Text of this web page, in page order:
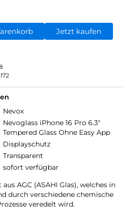
Jetzt kaufen
Nevox
Nevoglass iPhone 16 Pro 6.3"
Tempered Glass Ohne Easy App
Displayschutz
Transparent
sofort verfügbar
AGC (ASAHI Glas), welches in
durch verschiedene chemische
veredelt wird.